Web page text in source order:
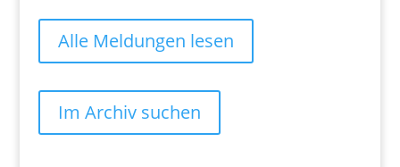
Alle Meldungen lesen
Im Archiv suchen